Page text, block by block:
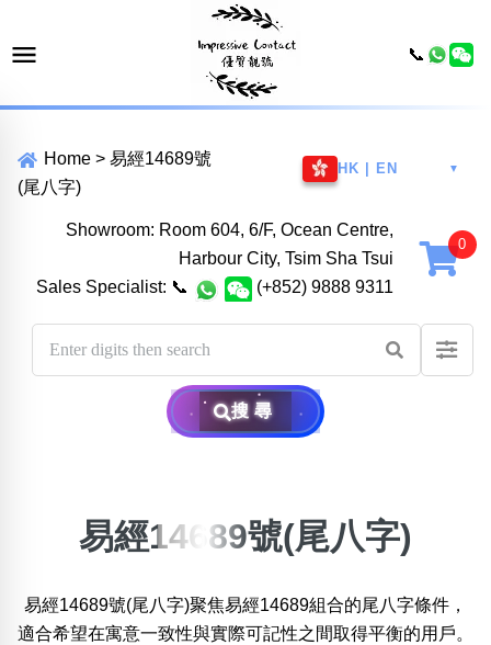
Home > 易經14689號
(尾八字)
HK | EN ▼
Showroom: Room 604, 6/F, Ocean Centre,
Harbour City, Tsim Sha Tsui
Sales Specialist: 📞 (+852) 9888 9311
搜尋
搜尋選項
位置:
一 二 三 四 五 六 七 八
易經14689號(尾八字)
易經14689號(尾八字)聚焦易經14689組合的尾八字條件，
適合希望在寓意一致性與實際可記性之間取得平衡的用戶。
📞